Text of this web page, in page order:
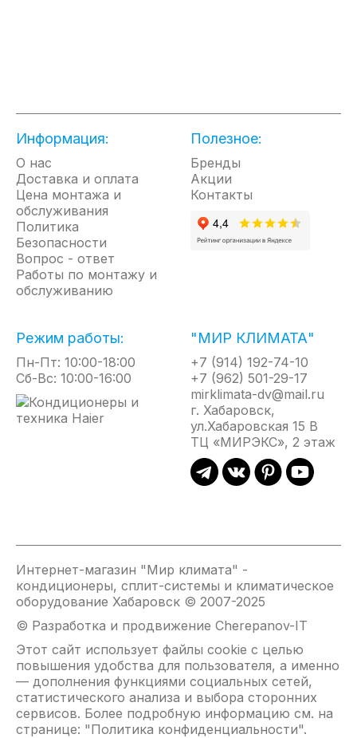
Информация:
О нас
Доставка и оплата
Цена монтажа и
обслуживания
Политика
Безопасности
Вопрос - ответ
Работы по монтажу и
обслуживанию
Полезное:
Бренды
Акции
Контакты
Режим работы:
Пн-Пт: 10:00-18:00
Сб-Вс: 10:00-16:00
"МИР КЛИМАТА"
+7 (914) 192-74-10
+7 (962) 501-29-17
mirklimata-dv@mail.ru
г. Хабаровск,
ул.Хабаровская 15 В
ТЦ «МИРЭКС», 2 этаж
Интернет-магазин "Мир климата" -
кондиционеры, сплит-системы и климатическое
оборудование Хабаровск © 2007-2025
© Разработка и продвижение Cherepanov-IT
Этот сайт использует файлы cookie с целью
повышения удобства для пользователя, а именно
— дополнения функциями социальных сетей,
статистического анализа и выбора сторонних
сервисов. Более подробную информацию см. на
странице: "Политика конфиденциальности".